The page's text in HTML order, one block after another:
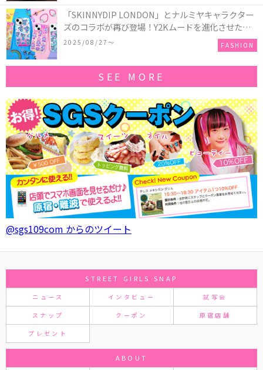
「SKINNYDIP LONDON」とナルミヤキャラクター
ズのコラボが再び登場！Y2Kムードを進化させた新
作コレクションを発売♪
2025/08/27〜 FASHION
SEE MORE
@sgs109com からのツイート
STREET GIRLS SNAP
ニュース インタビュー 試写会
スナップ クーポン 原宿店舗
プレゼント
ABOUT